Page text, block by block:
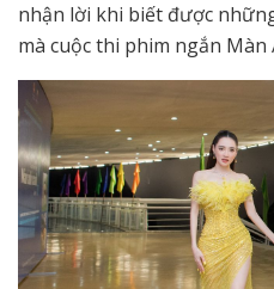
nhận lời khi biết được
mà cuộc thi phim ngắn